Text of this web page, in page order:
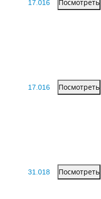
17.016 Посмотреть
17.016 Посмотреть
31.018 Посмотреть